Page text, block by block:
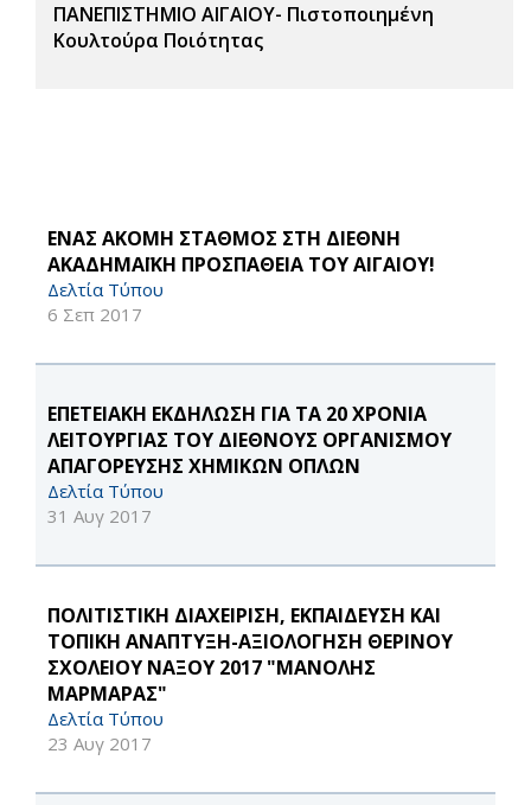
ΠΑΝΕΠΙΣΤΗΜΙΟ ΑΙΓΑΙΟΥ- Πιστοποιημένη
Κουλτούρα Ποιότητας
ΕΝΑΣ ΑΚΟΜΗ ΣΤΑΘΜΟΣ ΣΤΗ ΔΙΕΘΝΗ
ΑΚΑΔΗΜΑΪΚΗ ΠΡΟΣΠΑΘΕΙΑ ΤΟΥ ΑΙΓΑΙΟΥ!
Δελτία Τύπου
6 Σεπ 2017
EΠΕΤΕΙΑΚΗ ΕΚΔΗΛΩΣΗ ΓΙΑ ΤΑ 20 ΧΡΟΝΙΑ
ΛΕΙΤΟΥΡΓΙΑΣ ΤΟΥ ΔΙΕΘΝΟΥΣ ΟΡΓΑΝΙΣΜΟΥ
ΑΠΑΓΟΡΕΥΣΗΣ ΧΗΜΙΚΩΝ ΟΠΛΩΝ
Δελτία Τύπου
31 Αυγ 2017
ΠΟΛΙΤΙΣΤΙΚΗ ΔΙΑΧΕΙΡΙΣΗ, ΕΚΠΑΙΔΕΥΣΗ ΚΑΙ
ΤΟΠΙΚΗ ΑΝΑΠΤΥΞΗ-ΑΞΙΟΛΟΓΗΣΗ ΘΕΡΙΝΟΥ
ΣΧΟΛΕΙΟΥ ΝΑΞΟΥ 2017 "ΜΑΝΟΛΗΣ
ΜΑΡΜΑΡΑΣ"
Δελτία Τύπου
23 Αυγ 2017